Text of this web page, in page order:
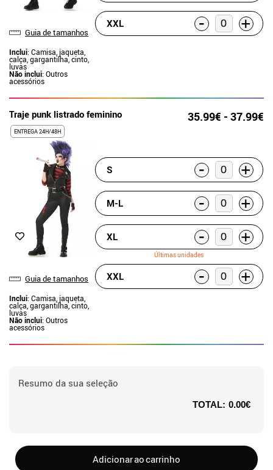
Guia de tamanhos
Inclui: Camisa, jaqueta,
calça, gargantilha, cinto,
luvas
Não inclui: Outros
acessórios
XXL - +
Traje punk listrado feminino 35.99€ - 37.99€
ENTREGA 24H/48H
Guia de tamanhos
Inclui: Camisa, jaqueta,
calça, gargantilha, cinto,
luvas
Não inclui: Outros
acessórios
S - +
M-L - +
XL - +
Últimas unidades
XXL - +
Resumo da sua seleção
TOTAL: 0.00€
Adicionar ao carrinho